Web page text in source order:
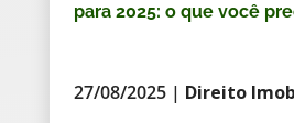
para 2025: o que você
27/08/2025| Direito